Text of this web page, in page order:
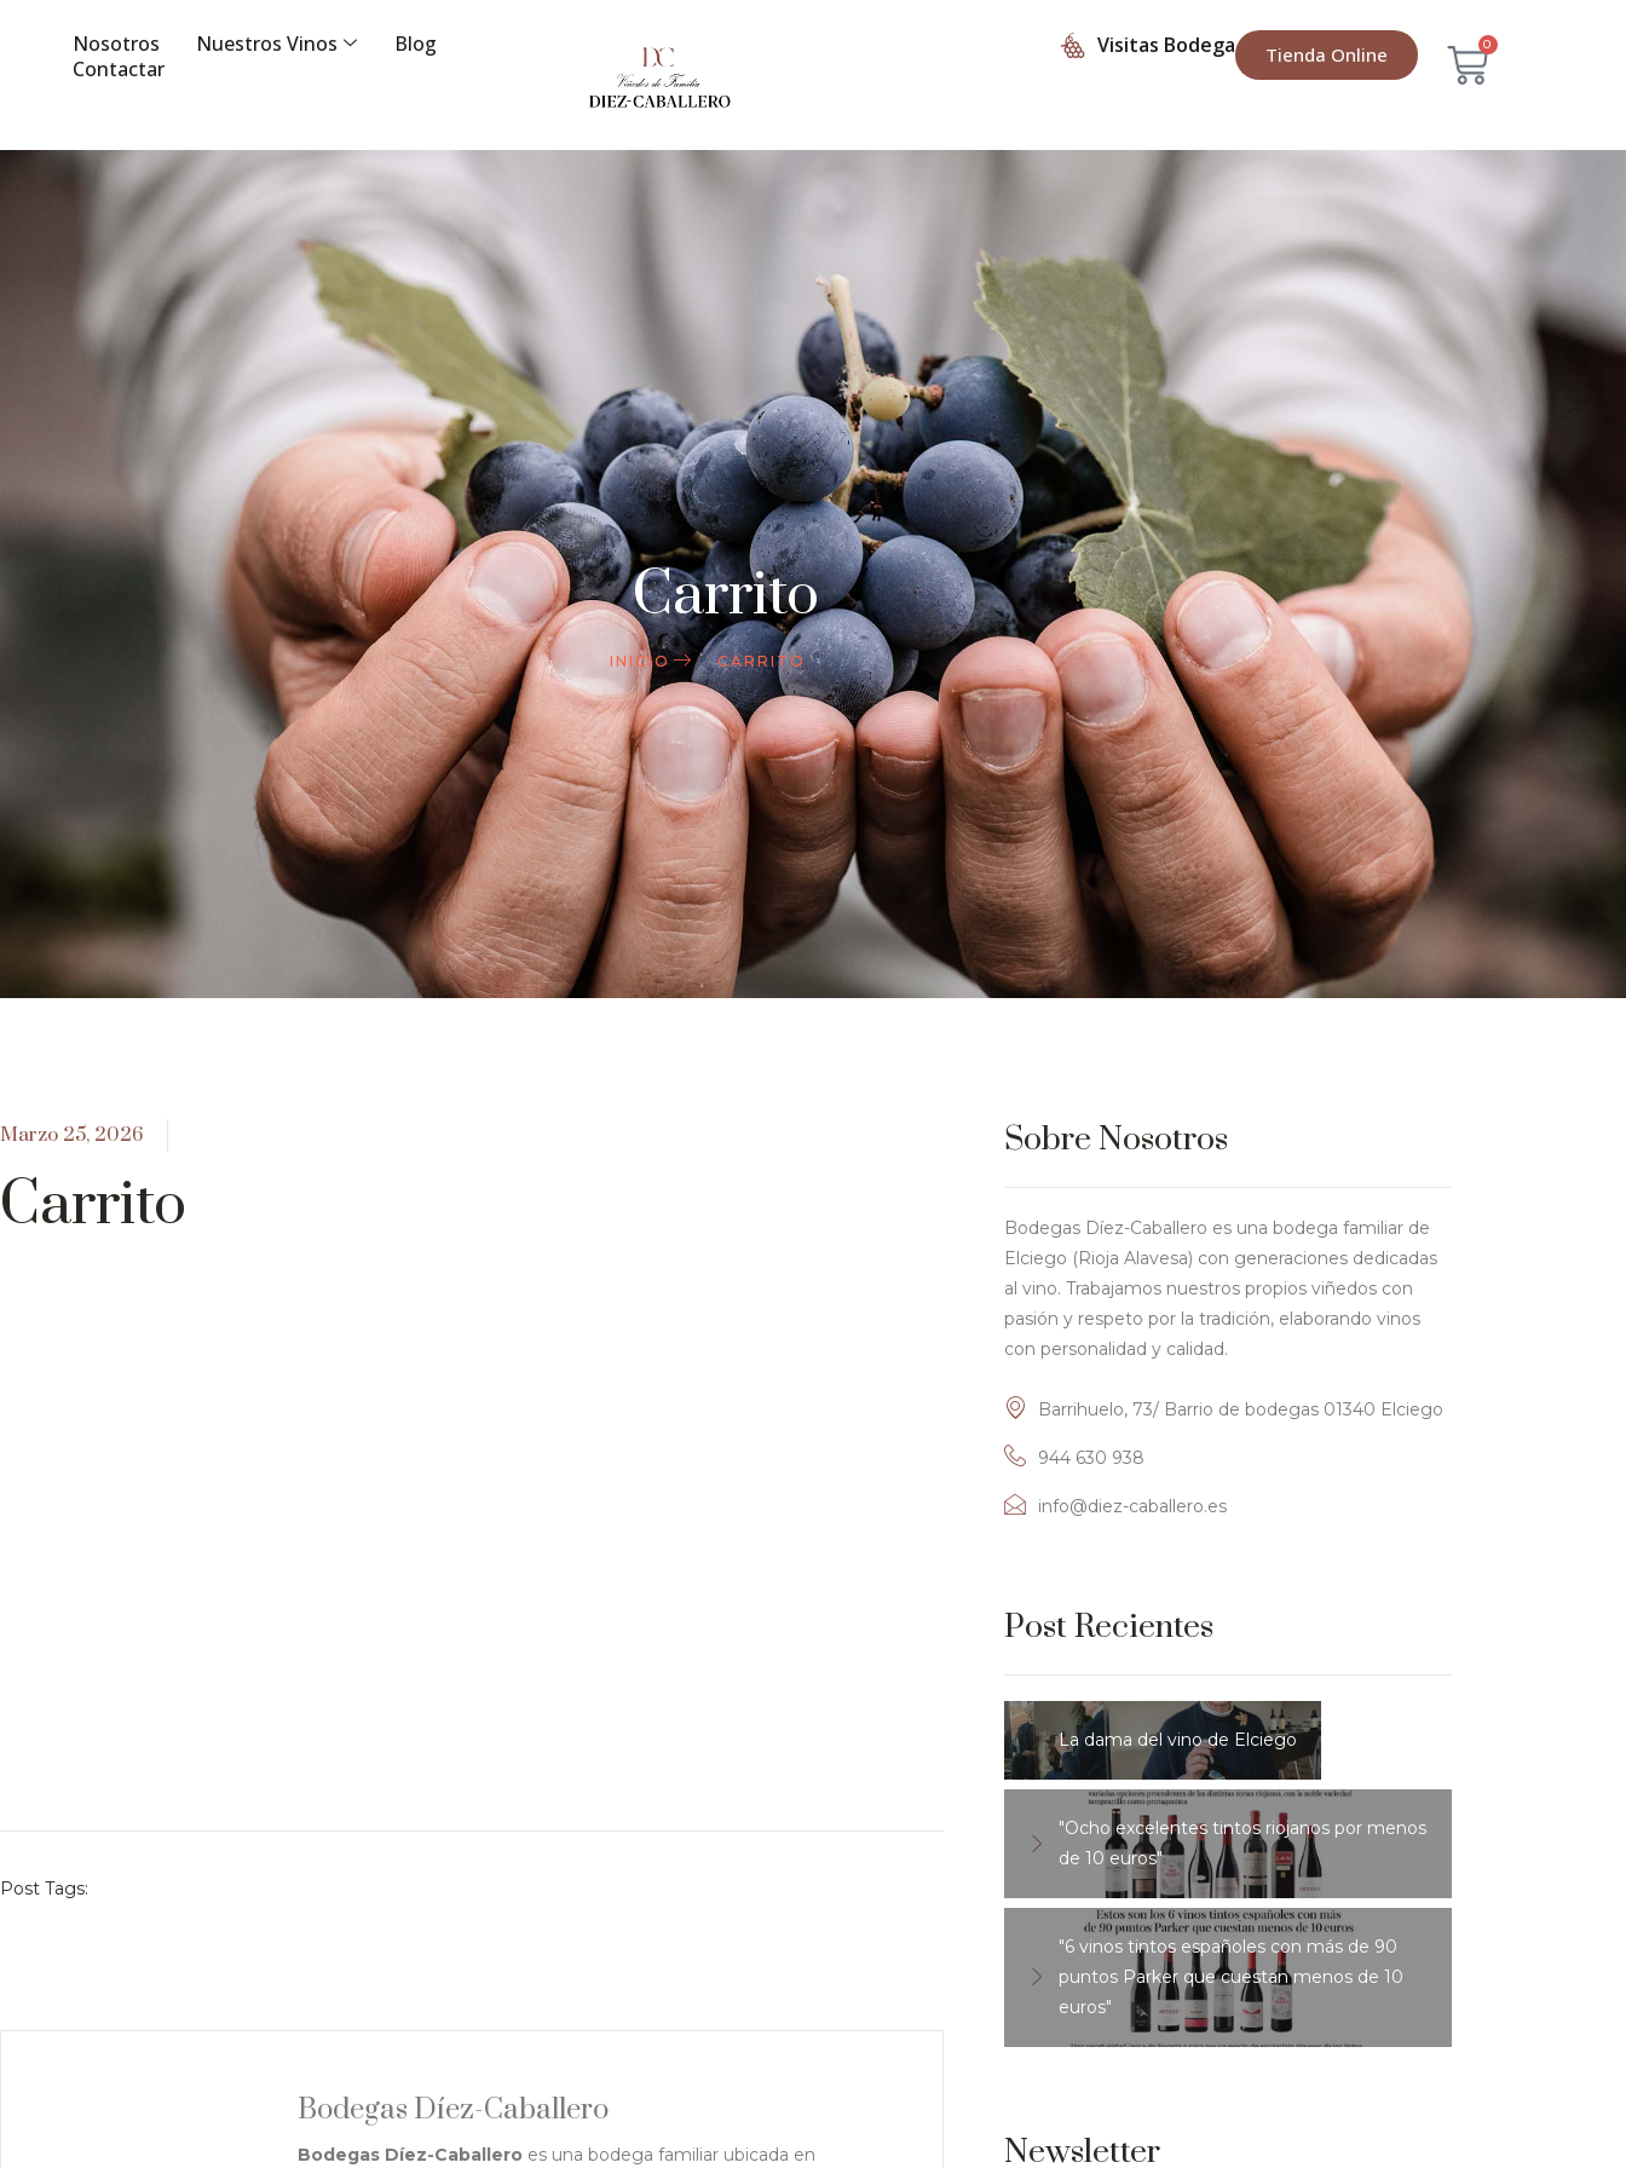
Nosotros Nuestros Vinos
Blog
Contactar
Visitas Bodega Tienda Online 0
Carrito
INICIO CARRITO
Marzo 25, 2026
Carrito
Post Tags:
Bodegas Díez-Caballero
Bodegas Díez-Caballero es una bodega familiar ubicada en
Sobre Nosotros
Bodegas Díez-Caballero es una bodega familiar de
Elciego (Rioja Alavesa) con generaciones dedicadas
al vino. Trabajamos nuestros propios viñedos con
pasión y respeto por la tradición, elaborando vinos
con personalidad y calidad.
Barrihuelo, 73/ Barrio de bodegas 01340 Elciego
944 630 938
info@diez-caballero.es
Post Recientes
La dama del vino de Elciego
"Ocho excelentes tintos riojanos por menos
de 10 euros"
"6 vinos tintos españoles con más de 90
puntos Parker que cuestan menos de 10
euros"
Newsletter